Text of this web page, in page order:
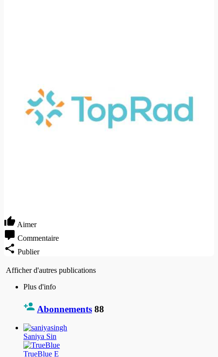
Aimer
Commentaire
Publier
Afficher d'autres publications
Plus d'info
Abonnements 88
Saniya Sin
TrueBlue E